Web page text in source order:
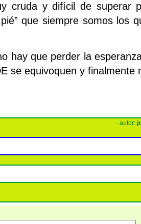
cruda y difícil de superar
que siempre somos los
hay que perder la
se equivoquen y finalmente
· autor: